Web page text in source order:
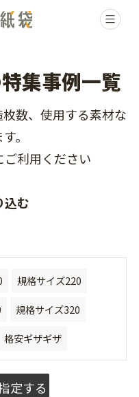
集事例一覧
数、使用する素材な
。
利用ください
込む
規格サイズ220
規格サイズ320
格安ギザギザ
定する